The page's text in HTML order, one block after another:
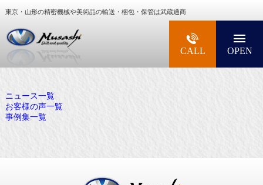
東京・山形の精密機械や美術品の輸送・梱包・保管は武蔵通商
大型精密機械・美術品・高級楽器の梱包・輸送
CALL OPEN
ニュース一覧
お客様の声一覧
事例集一覧